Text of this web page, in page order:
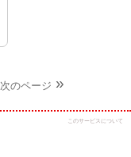
次のページ
このサービスについて